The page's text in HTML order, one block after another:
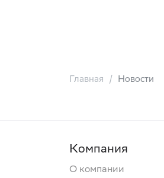
Главная Новости
Компания
О компании